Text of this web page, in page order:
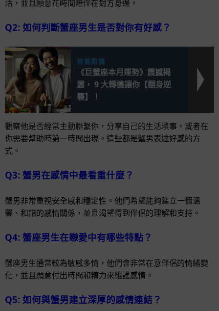
活，並且願意花時間陪伴在對方身邊。
Q2: 如何判斷蟹座男生是否對你有好感？
推薦閱讀
《巨蟹座本月運勢》震撼揭
露， 9 大轉機讓你【翻身逆
襲】！
觀察他是否經常主動聯繫你，分享自己的生活瑣事，或者在
你需要幫助時第一時間出現。這些都是蟹男表達好感的方
式。
Q3: 蟹男在感情中最看重什麼？
蟹男非常重視安全感和穩定性。他們希望能夠建立一個溫
馨、和諧的感情關係，並且渴望得到伴侶的理解和支持。
Q4: 蟹座男生在戀愛中有哪些特點？
蟹座男生通常較為敏感多情，他們會非常在意伴侶的情緒變
化，並且願意付出時間和精力來維護感情。
Q5: 如何與蟹男建立深厚的感情連結？